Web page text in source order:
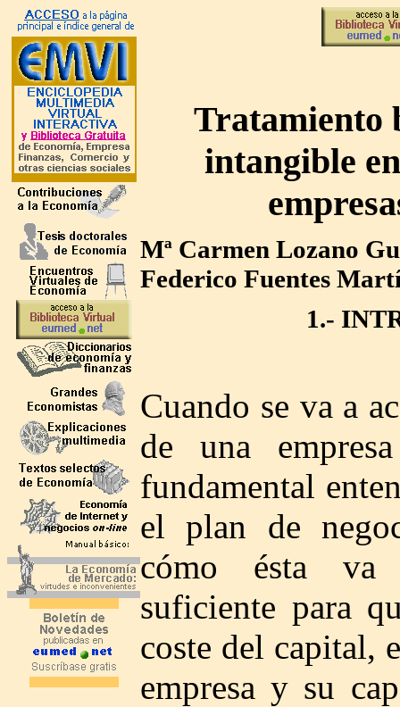
Tratamiento
intangible
Mª Carmen Lozano
Federico Fuentes
1.-
Cuando se va a
de una
fundamental
el plan de
cómo ésta va
suficiente para
coste del capital,
empresa y su